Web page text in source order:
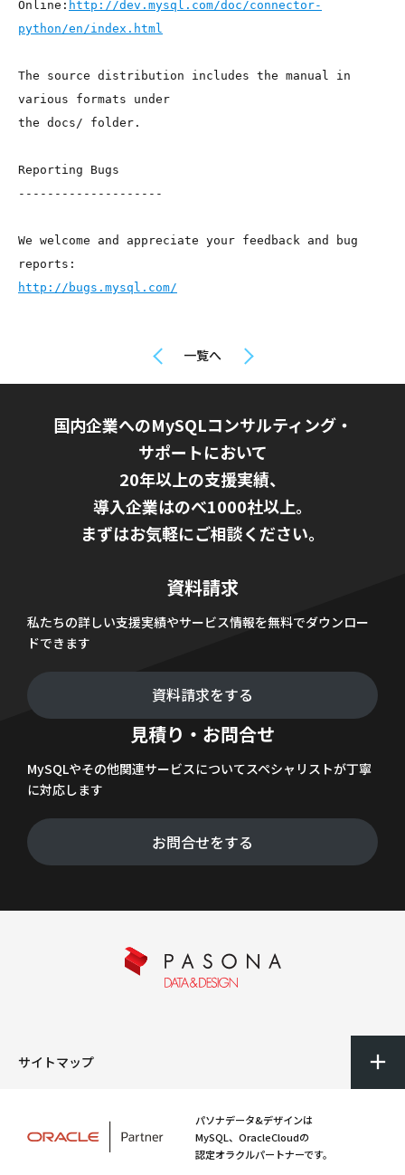
Online: http://dev.mysql.com/doc/connector-
python/en/index.html
The source distribution includes the manual in
various formats under
the docs/ folder.
Reporting Bugs
--------------------
We welcome and appreciate your feedback and bug
reports:
http://bugs.mysql.com/
一覧へ
国内企業へのMySQLコンサルティング・
サポートにおいて
20年以上の支援実績、
導入企業はのべ1000社以上。
まずはお気軽にご相談ください。
資料請求
私たちの詳しい支援実績やサービス情報を無料でダウンロー
ドできます
資料請求をする
見積り・お問合せ
MySQLやその他関連サービスについてスペシャリストが丁寧
に対応します
お問合せをする
サイトマップ
パソナデータ&デザインは
MySQL、OracleCloudの
認定オラクルパートナーです。